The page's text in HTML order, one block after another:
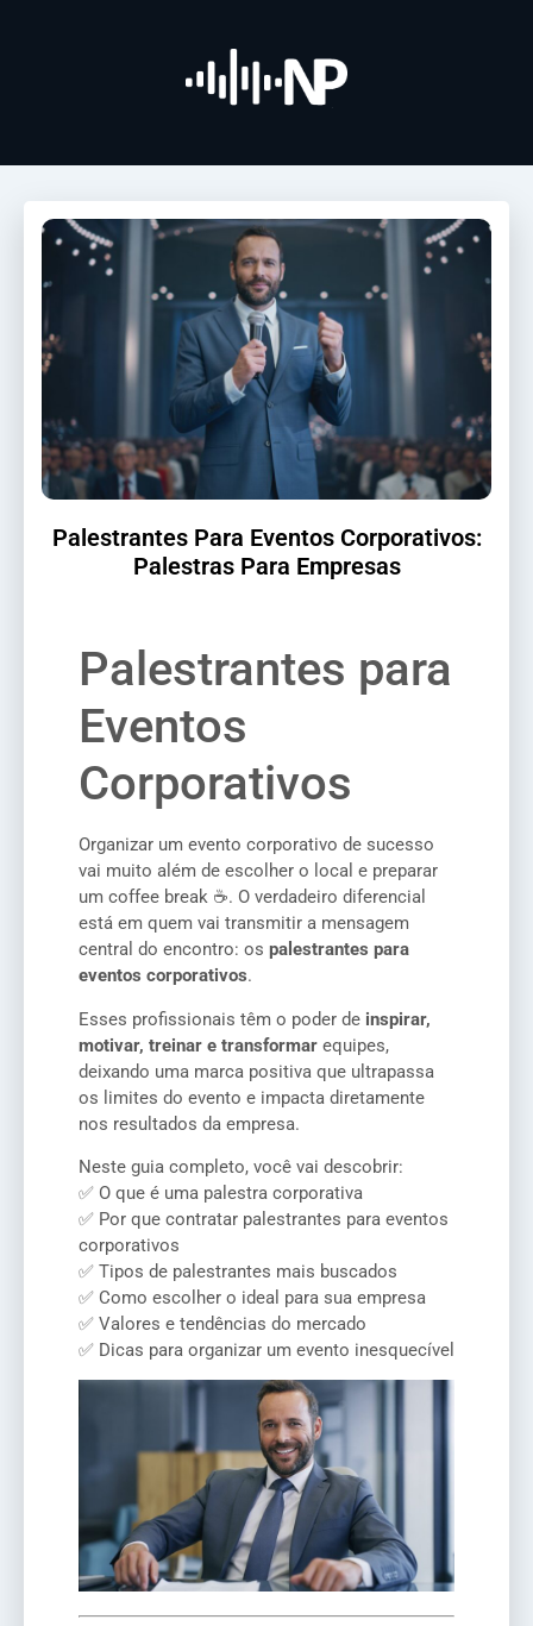
Palestrantes Para Eventos Corporativos:
Palestras Para Empresas
Palestrantes para
Eventos
Corporativos
Organizar um evento corporativo de sucesso
vai muito além de escolher o local e preparar
um coffee break ☕. O verdadeiro diferencial
está em quem vai transmitir a mensagem
central do encontro: os palestrantes para
eventos corporativos.
Esses profissionais têm o poder de inspirar,
motivar, treinar e transformar equipes,
deixando uma marca positiva que ultrapassa
os limites do evento e impacta diretamente
nos resultados da empresa.
Neste guia completo, você vai descobrir:
✅ O que é uma palestra corporativa
✅ Por que contratar palestrantes para eventos
corporativos
✅ Tipos de palestrantes mais buscados
✅ Como escolher o ideal para sua empresa
✅ Valores e tendências do mercado
✅ Dicas para organizar um evento inesquecível